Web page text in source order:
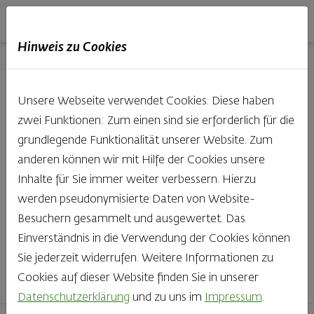
Backstube entdecken
Was gibt es Schöneres, als bei Brot & Gebäck die Qual
der Wahl zu haben? Noch dazu, wenn so großer Wert
auf den kleinen, feinen Unterschied gelegt wird, wie bei
Haubis. Beste Zutaten und Handwerk, das seinen
Namen auch verdient – das schmeckt man einfach!
Finden Sie Ihr Lieblingsprodukt
Hinweis zu Cookies
Unsere Webseite verwendet Cookies. Diese haben
zwei Funktionen: Zum einen sind sie erforderlich für die
grundlegende Funktionalität unserer Website. Zum
anderen können wir mit Hilfe der Cookies unsere
Inhalte für Sie immer weiter verbessern. Hierzu
werden pseudonymisierte Daten von Website-
Besuchern gesammelt und ausgewertet. Das
Einverständnis in die Verwendung der Cookies können
Sie jederzeit widerrufen. Weitere Informationen zu
Cookies auf dieser Website finden Sie in unserer
Datenschutzerklärung und zu uns im Impressum.